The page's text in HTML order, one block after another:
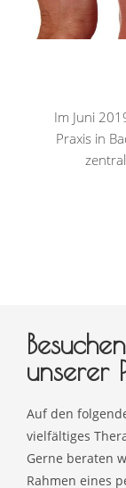
Im Juni
Praxis in
unserer
Auf den
vielfältiges
Gerne beraten
Rahmen eines